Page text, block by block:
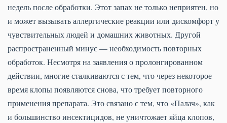
недель после обработки. Этот запах не только неприятен, но
и может вызывать аллергические реакции или дискомфорт у
чувствительных людей и домашних животных. Другой
распространенный минус — необходимость повторных
обработок. Несмотря на заявления о пролонгированном
действии, многие сталкиваются с тем, что через некоторое
время клопы появляются снова, что требует повторного
применения препарата. Это связано с тем, что «Палач», как
и большинство инсектицидов, не уничтожает яйца клопов,